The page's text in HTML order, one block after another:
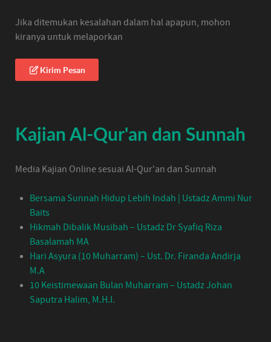
Jika ditemukan kesalahan dalam hal apapun, mohon
kiranya untuk melaporkan
Kirim Pesan
Kajian Al-Qur'an dan Sunnah
Media Kajian Online sesuai Al-Qur'an dan Sunnah
Bersama Sunnah Hidup Lebih Indah | Ustadz Ammi Nur
Baits
Hikmah Dibalik Musibah – Ustadz Dr Syafiq Riza
Basalamah MA
Hari Asyura (10 Muharram) – Ust. Dr. Firanda Andirja
M.A
10 Keistimewaan Bulan Muharram – Ustadz Johan
Saputra Halim, M.H.I.